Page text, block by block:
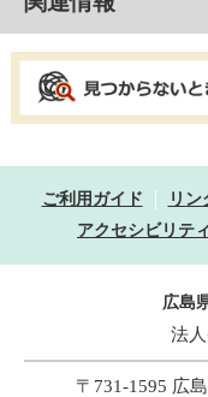
ご利用ガイド リ
アクセシビリティ
広島
法
〒731-1595 広